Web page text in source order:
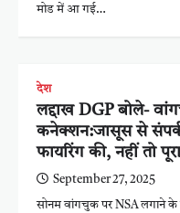
मोड में आ गई…
देश
लद्दाख DGP बोले-
कनेक्शन:जासूस से
फायरिंग की, नहीं तो
September 27, 2025
सोनम वांगचुक पर NSA लगाने